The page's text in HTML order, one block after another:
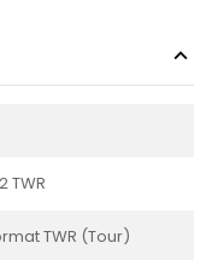
TWR
TWR (Tour)